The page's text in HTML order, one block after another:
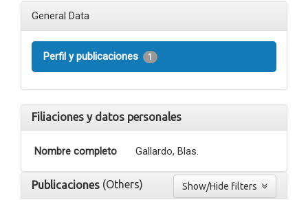
General Data
Perfil y publicaciones 1
Filiaciones y datos personales
Nombre completo Gallardo, Blas.
Publicaciones (Others)